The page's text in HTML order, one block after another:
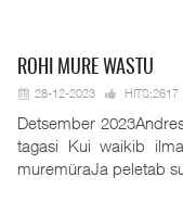
ROHI MURE WASTU
28-12-2023 HITS:2617
Detsember
tagasi Kui waikib
muremüraJa peletab